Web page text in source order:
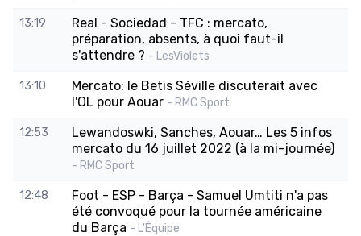
13:19
Real - Sociedad - TFC : mercato,
préparation, absents, à quoi faut-il
s'attendre ? - LesViolets
13:10
Mercato: le Betis Séville discuterait avec
l'OL pour Aouar - RMC Sport
12:53
Lewandoswki, Sanches, Aouar… Les 5 infos
mercato du 16 juillet 2022 (à la mi-journée)
- RMC Sport
12:48
Foot - ESP - Barça - Samuel Umtiti n'a pas
été convoqué pour la tournée américaine
du Barça - L'Équipe